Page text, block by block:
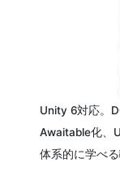
Unity 6対応。
Awaitable化、
体系的に学べる